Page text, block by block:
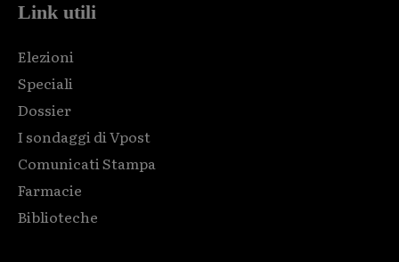
Link utili
Elezioni
Speciali
Dossier
I sondaggi di Vpost
Comunicati Stampa
Farmacie
Biblioteche